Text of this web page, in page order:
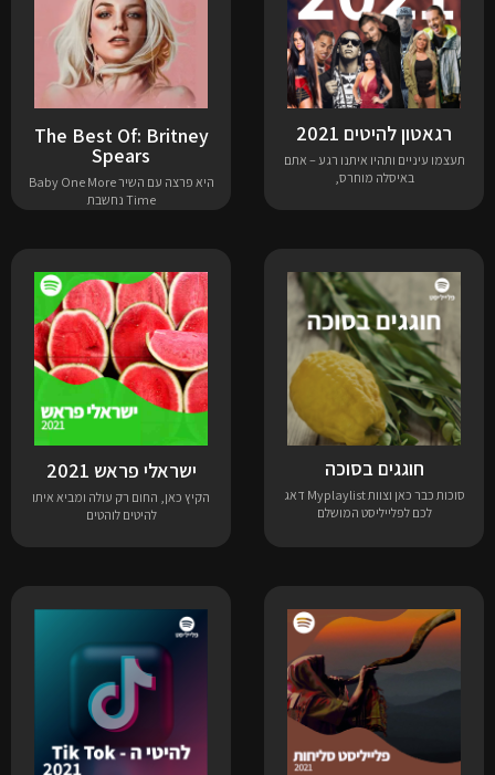
רגאטון להיטים 2021
תעצמו עיניים ותהיו איתנו רגע – אתם
באיסלה מוחרס,
The Best Of: Britney
Spears
היא פרצה עם השיר Baby One More
Time נחשבת
חוגגים בסוכה
סוכות כבר כאן וצוות Myplaylist דאג
לכם לפלייליסט המושלם
ישראלי פראש 2021
הקיץ כאן, החום רק עולה ומביא איתו
להיטים לוהטים